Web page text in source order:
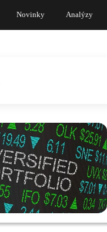
Novinky Analýzy